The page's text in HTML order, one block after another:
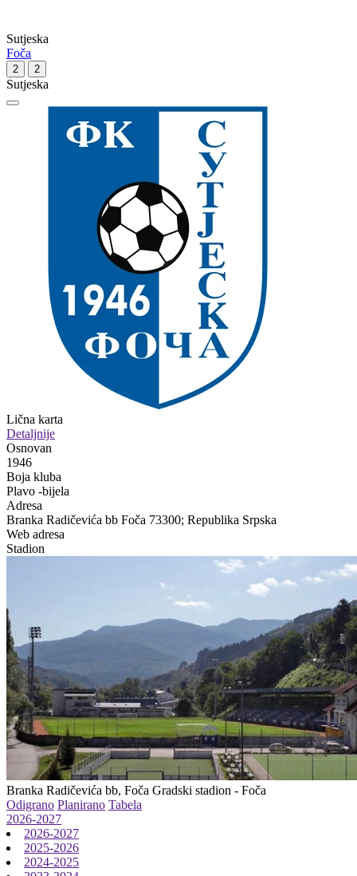
Sutjeska
Foča
2 2
Sutjeska
Lična karta
Detaljnije
Osnovan
1946
Boja kluba
Plavo -bijela
Adresa
Branka Radičevića bb Foča 73300; Republika Srpska
Web adresa
Stadion
Branka Radičevića bb, Foča Gradski stadion - Foča
Odigrano Planirano Tabela
2026-2027
2026-2027
2025-2026
2024-2025